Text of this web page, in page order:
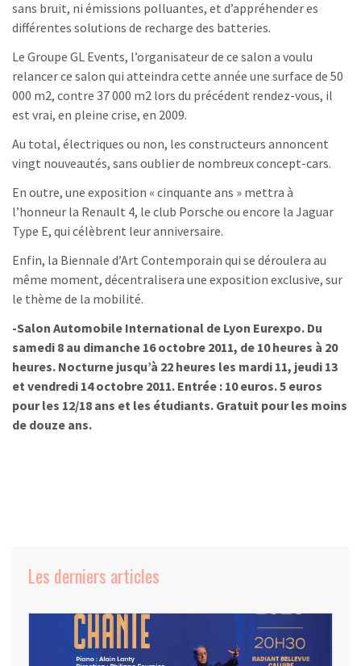
sans bruit, ni émissions polluantes, et d’appréhender es
différentes solutions de recharge des batteries.
Le Groupe GL Events, l’organisateur de ce salon a voulu
relancer ce salon qui atteindra cette année une surface de 50
000 m2, contre 37 000 m2 lors du précédent rendez-vous, il
est vrai, en pleine crise, en 2009.
Au total, électriques ou non, les constructeurs annoncent
vingt nouveautés, sans oublier de nombreux concept-cars.
En outre, une exposition « cinquante ans » mettra à
l’honneur la Renault 4, le club Porsche ou encore la Jaguar
Type E, qui célèbrent leur anniversaire.
Enfin, la Biennale d’Art Contemporain qui se déroulera au
même moment, décentralisera une exposition exclusive, sur
le thème de la mobilité.
-Salon Automobile International de Lyon Eurexpo. Du
samedi 8 au dimanche 16 octobre 2011, de 10 heures à 20
heures. Nocturne jusqu’à 22 heures les mardi 11, jeudi 13
et vendredi 14 octobre 2011. Entrée : 10 euros. 5 euros
pour les 12/18 ans et les étudiants. Gratuit pour les moins
de douze ans.
Les derniers articles